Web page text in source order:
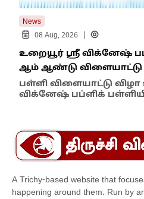
News
08 Aug, 2026
உறையூர் ஸ்ரீ விக்னேஷ்
ஆம் ஆண்டு விளையாட்டு
பள்ளி விளையாட்டு
விக்னேஷ் பப்ளிக்
A Trichy-based website that
happening around them. Run by